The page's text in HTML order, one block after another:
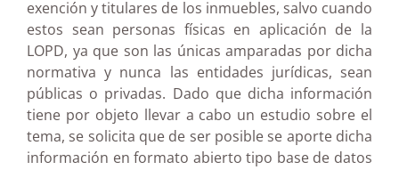
exención y titulares de los inmuebles, salvo cuando
estos sean personas físicas en aplicación de la
LOPD, ya que son las únicas amparadas por dicha
normativa y nunca las entidades jurídicas, sean
públicas o privadas. Dado que dicha información
tiene por objeto llevar a cabo un estudio sobre el
tema, se solicita que de ser posible se aporte dicha
información en formato abierto tipo base de datos